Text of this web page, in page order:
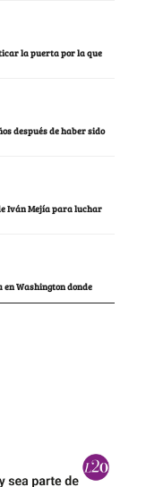
la puerta por la que
después de haber sido
Iván Mejía para luchar
en Washington donde